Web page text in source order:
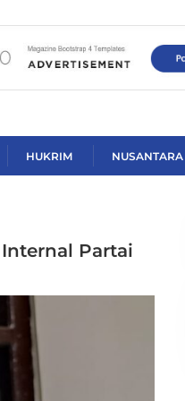
HUKRIM NUSANTARA
Partai